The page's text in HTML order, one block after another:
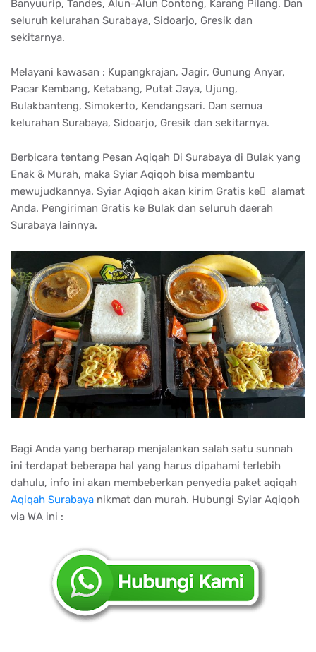
Banyuurip, Tandes, Alun-Alun Contong, Karang Pilang. Dan
seluruh kelurahan Surabaya, Sidoarjo, Gresik dan
sekitarnya.
Melayani kawasan : Kupangkrajan, Jagir, Gunung Anyar,
Pacar Kembang, Ketabang, Putat Jaya, Ujung,
Bulakbanteng, Simokerto, Kendangsari. Dan semua
kelurahan Surabaya, Sidoarjo, Gresik dan sekitarnya.
Berbicara tentang Pesan Aqiqah Di Surabaya di Bulak yang
Enak & Murah, maka Syiar Aqiqoh bisa membantu
mewujudkannya. Syiar Aqiqoh akan kirim Gratis ke ِ alamat
Anda. Pengiriman Gratis ke Bulak dan seluruh daerah
Surabaya lainnya.
Bagi Anda yang berharap menjalankan salah satu sunnah
ini terdapat beberapa hal yang harus dipahami terlebih
dahulu, info ini akan membeberkan penyedia paket aqiqah
Aqiqah Surabaya nikmat dan murah. Hubungi Syiar Aqiqoh
via WA ini :